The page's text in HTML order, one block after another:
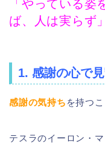
「やっている姿
ば、人は実らず」
1. 感謝の心で
感謝の気持ち を持つ
テスラのイーロン・